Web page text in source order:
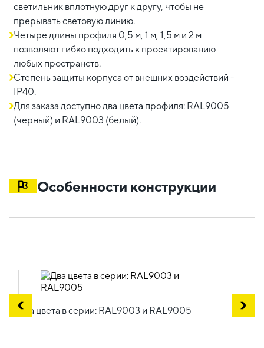
светильник вплотную друг к другу, чтобы не
прерывать световую линию.
Четыре длины профиля 0,5 м, 1 м, 1,5 м и 2 м
позволяют гибко подходить к проектированию
любых пространств.
Степень защиты корпуса от внешних воздействий -
IP40.
Для заказа доступно два цвета профиля: RAL9005
(черный) и RAL9003 (белый).
Особенности конструкции
Два цвета в серии: RAL9003 и RAL9005